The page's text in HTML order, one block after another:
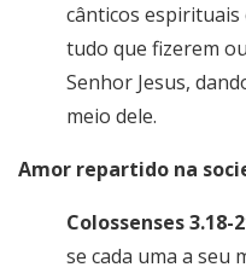
cânticos espirituais
tudo que fizerem
Senhor Jesus,
meio dele.
Amor repartido na
Colossenses
se cada uma a seu